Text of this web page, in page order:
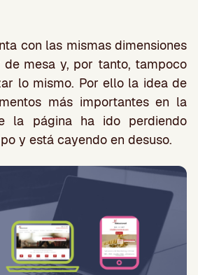
con las mismas dimensiones
de mesa y, por tanto, tampoco
lo mismo. Por ello la idea de
más importantes en la
la página ha ido perdiendo
y está cayendo en desuso.